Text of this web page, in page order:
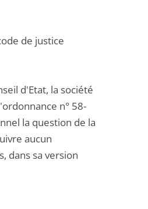
de justice
d'Etat, la société
n° 58-
la question de la
aucun
dans sa version